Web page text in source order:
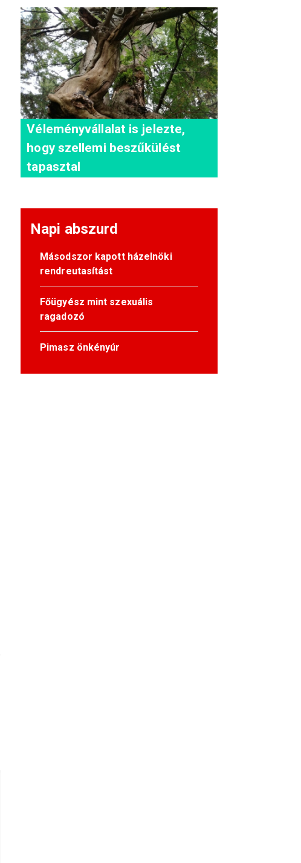
Véleményvállalat is jelezte,
hogy szellemi beszűkülést
tapasztal
Napi abszurd
Másodszor kapott házelnöki
rendreutasítást
Főügyész mint szexuális
ragadozó
Pimasz önkényúr